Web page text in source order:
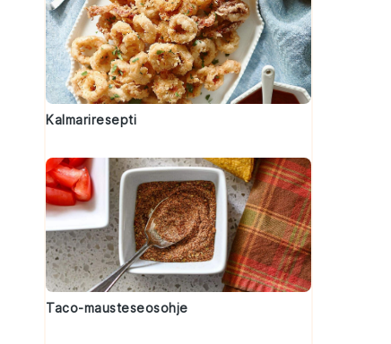
Kalmariresepti
Taco-mausteseosohje